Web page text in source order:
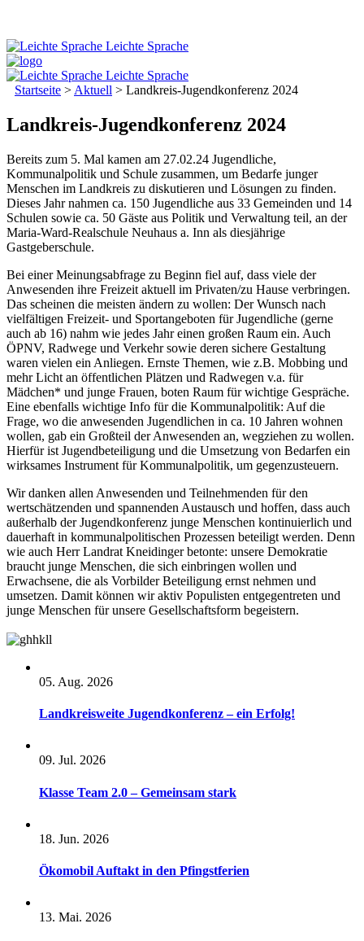
Leichte Sprache
Leichte Sprache
Startseite > Aktuell > Landkreis-Jugendkonferenz 2024
Landkreis-Jugendkonferenz 2024
Bereits zum 5. Mal kamen am 27.02.24 Jugendliche,
Kommunalpolitik und Schule zusammen, um Bedarfe junger
Menschen im Landkreis zu diskutieren und Lösungen zu finden.
Dieses Jahr nahmen ca. 150 Jugendliche aus 33 Gemeinden und 14
Schulen sowie ca. 50 Gäste aus Politik und Verwaltung teil, an der
Maria-Ward-Realschule Neuhaus a. Inn als diesjährige
Gastgeberschule.
Bei einer Meinungsabfrage zu Beginn fiel auf, dass viele der
Anwesenden ihre Freizeit aktuell im Privaten/zu Hause verbringen.
Das scheinen die meisten ändern zu wollen: Der Wunsch nach
vielfältigen Freizeit- und Sportangeboten für Jugendliche (gerne
auch ab 16) nahm wie jedes Jahr einen großen Raum ein. Auch
ÖPNV, Radwege und Verkehr sowie deren sichere Gestaltung
waren vielen ein Anliegen. Ernste Themen, wie z.B. Mobbing und
mehr Licht an öffentlichen Plätzen und Radwegen v.a. für
Mädchen* und junge Frauen, boten Raum für wichtige Gespräche.
Eine ebenfalls wichtige Info für die Kommunalpolitik: Auf die
Frage, wo die anwesenden Jugendlichen in ca. 10 Jahren wohnen
wollen, gab ein Großteil der Anwesenden an, wegziehen zu wollen.
Hierfür ist Jugendbeteiligung und die Umsetzung von Bedarfen ein
wirksames Instrument für Kommunalpolitik, um gegenzusteuern.
Wir danken allen Anwesenden und Teilnehmenden für den
wertschätzenden und spannenden Austausch und hoffen, dass auch
außerhalb der Jugendkonferenz junge Menschen kontinuierlich und
dauerhaft in kommunalpolitischen Prozessen beteiligt werden. Denn
wie auch Herr Landrat Kneidinger betonte: unsere Demokratie
braucht junge Menschen, die sich einbringen wollen und
Erwachsene, die als Vorbilder Beteiligung ernst nehmen und
umsetzen. Damit können wir aktiv Populisten entgegentreten und
junge Menschen für unsere Gesellschaftsform begeistern.
05. Aug. 2026
Landkreisweite Jugendkonferenz – ein Erfolg!
09. Jul. 2026
Klasse Team 2.0 – Gemeinsam stark
18. Jun. 2026
Ökomobil Auftakt in den Pfingstferien
13. Mai. 2026